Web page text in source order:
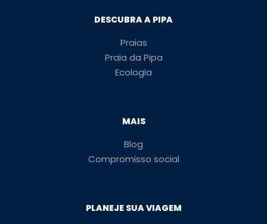
DESCUBRA A PIPA
Praias
Praia da Pipa
Ecologia
MAIS
Blog
Compromisso social
PLANEJE SUA VIAGEM